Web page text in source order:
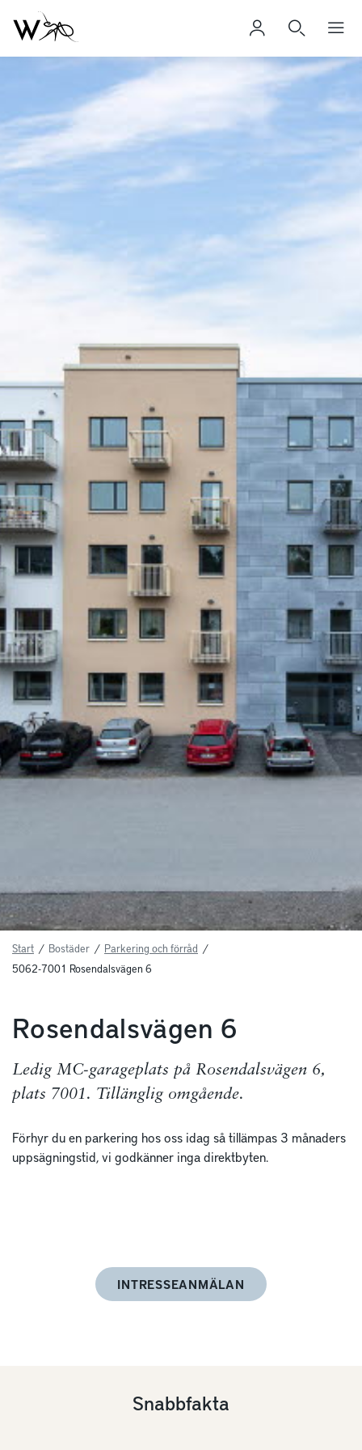
Start / Bostäder / Parkering och förråd /
5062-7001 Rosendalsvägen 6
Rosendalsvägen 6
Ledig MC-garageplats på Rosendalsvägen 6,
plats 7001. Tillänglig omgående.
Förhyr du en parkering hos oss idag så tillämpas 3 månaders
uppsägningstid, vi godkänner inga direktbyten.
INTRESSEANMÄLAN
Snabbfakta